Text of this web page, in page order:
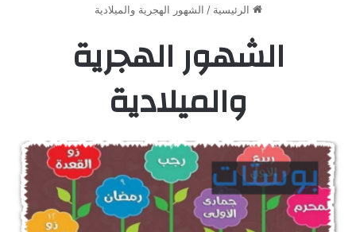
الرئيسية / الشهور الهجرية والميلادية
الشهور الهجرية
والميلادية